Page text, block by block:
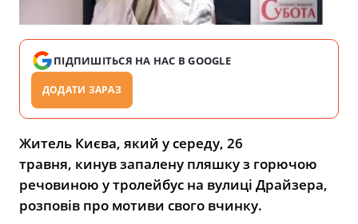
ПІДПИШІТЬСЯ НА НАС В GOOGLE
ДОДАТИ ЗАРАЗ
Житель Києва, який у середу, 26
травня, кинув запалену пляшку з горючою
речовиною у тролейбус на вулиці Драйзера,
розповів про мотиви свого вчинку.